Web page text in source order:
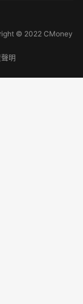
© 2022 CMoney
明